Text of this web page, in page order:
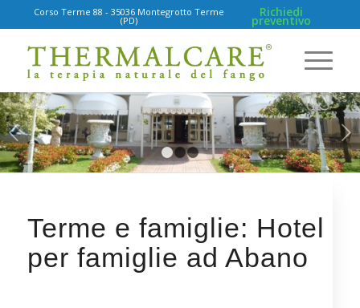
Corso Terme 88 - 35036 Montegrotto Terme
(PD)
Richiedi
preventivo
Succ
1 2 3
Terme e famiglie: Hotel
per famiglie ad Abano